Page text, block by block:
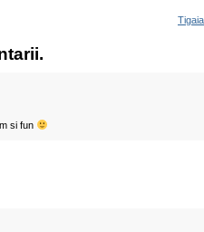
si fun